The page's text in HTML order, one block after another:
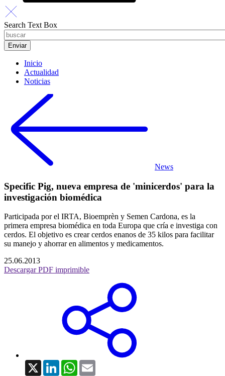
Search Text Box
Inicio
Actualidad
Noticias
News
Specific Pig, nueva empresa de 'minicerdos' para la
investigación biomédica
Participada por el IRTA, Bioemprèn y Semen Cardona, es la
primera empresa biomédica en toda Europa que cría e investiga con
cerdos. El objetivo es crear cerdos enanos de 35 kilos para facilitar
su manejo y ahorrar en alimentos y medicamentos.
25.06.2013
Descargar PDF imprimible
X LinkedInWhatsApp